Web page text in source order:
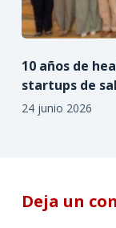
10 años de
startups de
24 junio 2026
Deja un